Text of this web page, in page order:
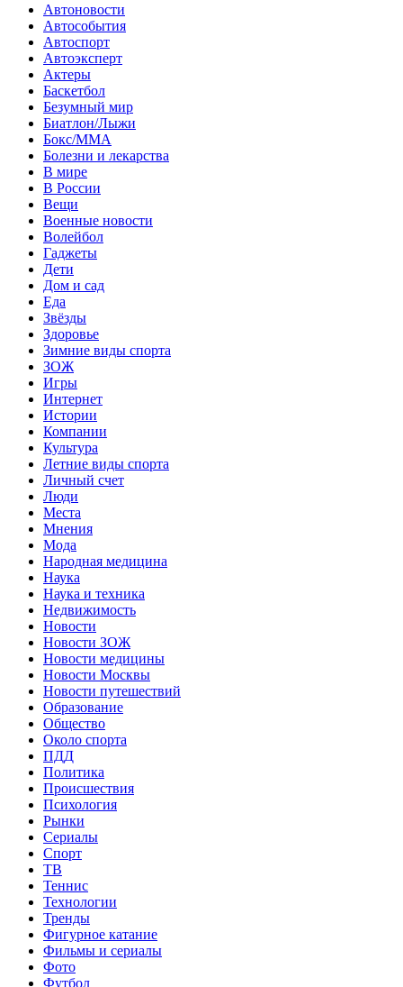
Автоновости
Автособытия
Автоспорт
Автоэксперт
Актеры
Баскетбол
Безумный мир
Биатлон/Лыжи
Бокс/MMA
Болезни и лекарства
В мире
В России
Вещи
Военные новости
Волейбол
Гаджеты
Дети
Дом и сад
Еда
Звёзды
Здоровье
Зимние виды спорта
ЗОЖ
Игры
Интернет
Истории
Компании
Культура
Летние виды спорта
Личный счет
Люди
Места
Мнения
Мода
Народная медицина
Наука
Наука и техника
Недвижимость
Новости
Новости ЗОЖ
Новости медицины
Новости Москвы
Новости путешествий
Образование
Общество
Около спорта
ПДД
Политика
Происшествия
Психология
Рынки
Сериалы
Спорт
ТВ
Теннис
Технологии
Тренды
Фигурное катание
Фильмы и сериалы
Фото
Футбол